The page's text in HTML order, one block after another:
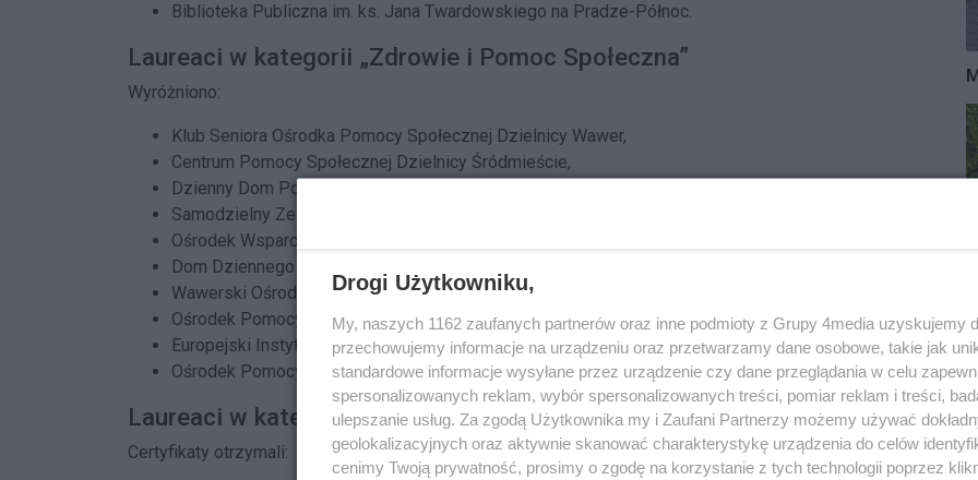
Biblioteka Publiczna im. ks. Jana Twardowskiego na Pradze-Północ.
Laureaci w kategorii „Zdrowie i Pomoc Społeczna”
Wyróżniono:
Klub Seniora Ośrodka Pomocy Społecznej Dzielnicy Wawer,
Centrum Pomocy Społecznej Dzielnicy Śródmieście,
Dzienny Dom Pomocy Społecznej Ośrodka Pomocy Społecznej Pragi-Południe,
Samodzielny Zespół Publicznych Zakładów Lecznictwa Otwartego Warszawa Praga-Południe,
Ośrodek Wsparcia dla Seniorów „Pod Jaworami” na Woli,
Dom Dziennego Pobytu Ośrodka Pomocy Społecznej Targówka,
Wawerski Ośrodek Wsparcia BIS,
Ośrodek Pomocy Społecznej Dzielnicy Ursynów,
Europejski Instytut Podologiczny,
Ośrodek Pomocy Społecznej Dzielnicy Żoliborz.
Laureaci w kategorii „Sport i Rekreacja”
Certyfikaty otrzymali:
Drogi Użytkowniku,
My, naszych 1162 zaufanych partnerów oraz inne podmioty z Grupy 4media uzyskujemy
przechowujemy informacje na urządzeniu oraz przetwarzamy dane osobowe, takie jak
standardowe informacje wysyłane przez urządzenie czy dane przeglądania w celu
spersonalizowanych reklam, wybór spersonalizowanych treści, pomiar reklam i treści,
ulepszanie usług. Za zgodą Użytkownika my i Zaufani Partnerzy możemy używać
geolokalizacyjnych oraz aktywnie skanować charakterystykę urządzenia do celów
cenimy Twoją prywatność, prosimy o zgodę na korzystanie z tych technologii poprzez